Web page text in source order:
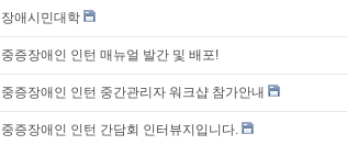
장애시민대학
중증장애인 인턴 매뉴얼 발간 및 배포!
중증장애인 인턴 중간관리자 워크샵 참가안내
중증장애인 인턴 간담회 인터뷰지입니다.